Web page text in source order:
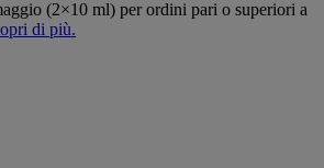
(2×10 ml) per ordini pari o superiori a
di più.